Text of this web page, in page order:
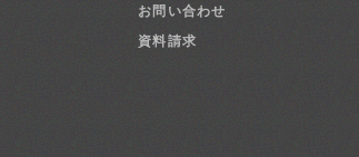
お問い合わせ
資料請求